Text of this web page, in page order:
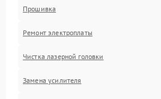
Прошивка
Ремонт электроплаты
Чистка лазерной головки
Замена усилителя